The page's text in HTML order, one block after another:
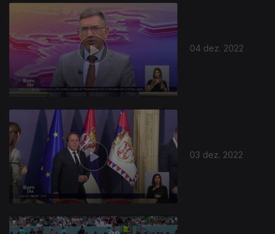
04 dez. 2022
03 dez. 2022